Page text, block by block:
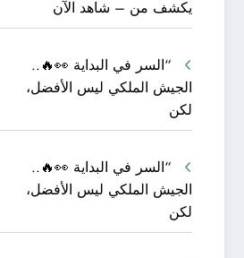
يكشف من – شاهد الآن
“السر في البداية 👀🔥..
الجيش الملكي ليس الأفضل،
لكن
“السر في البداية 👀🔥..
الجيش الملكي ليس الأفضل،
لكن